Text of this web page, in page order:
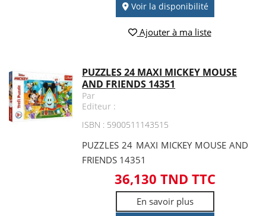
Voir la disponibilité
Ajouter à ma liste
PUZZLES 24 MAXI MICKEY MOUSE
AND FRIENDS 14351
Par
Editeur :
ISBN : 5900511143515
PUZZLES 24 MAXI MICKEY MOUSE AND
FRIENDS 14351
36,130 TND TTC
En savoir plus